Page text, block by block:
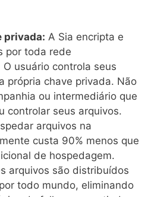
privada: A Sia encripta e
por toda rede
usuário controla seus
própria chave privada. Não
ou intermediário que
controlar seus arquivos.
arquivos na
custa 90% menos que
de hospedagem.
arquivos são distribuídos
todo mundo, eliminando